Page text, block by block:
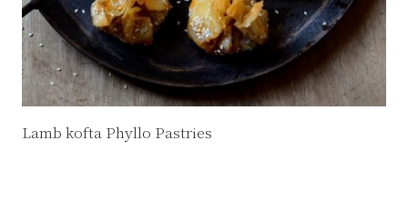
Lamb kofta Phyllo Pastries